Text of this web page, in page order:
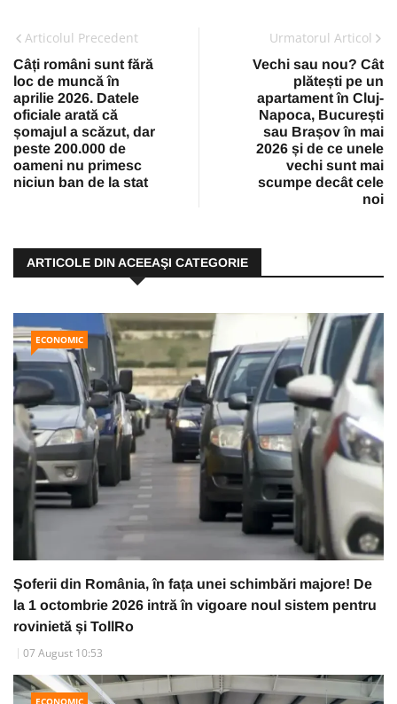
Articolul Precedent
Câți români sunt fără
loc de muncă în
aprilie 2026. Datele
oficiale arată că
șomajul a scăzut, dar
peste 200.000 de
oameni nu primesc
niciun ban de la stat
Urmatorul Articol
Vechi sau nou? Cât
plătești pe un
apartament în Cluj-
Napoca, București
sau Brașov în mai
2026 și de ce unele
vechi sunt mai
scumpe decât cele
noi
ARTICOLE DIN ACEEAŞI CATEGORIE
ECONOMIC
Șoferii din România, în fața unei schimbări majore! De
la 1 octombrie 2026 intră în vigoare noul sistem pentru
rovinietă și TollRo
07 August 10:53
ECONOMIC